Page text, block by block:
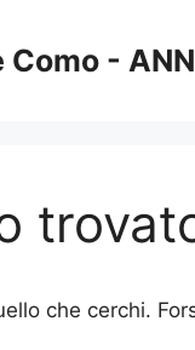
-
che cerchi.